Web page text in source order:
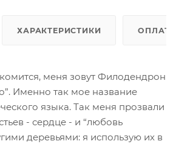
ХАРАКТЕРИСТИКИ
меня зовут Филодендрон
Именно так мое название
языка. Так меня прозвали
- сердце - и “любовь
деревьями: я использую их в